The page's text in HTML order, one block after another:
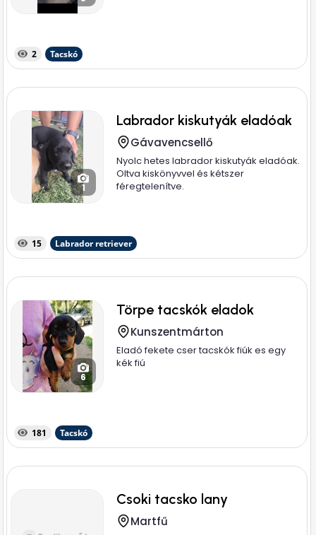
2 Tacskó
1
Labrador kiskutyák eladóak
Gávavencsellő
Nyolc hetes labrador kiskutyák eladóak.
Oltva kiskönyvvel és kétszer
féregtelenítve.
15 Labrador retriever
6
Törpe tacskók eladok
Kunszentmárton
Eladó fekete cser tacskók fiúk es egy
kék fiú
181 Tacskó
Csoki tacsko lany
Martfű